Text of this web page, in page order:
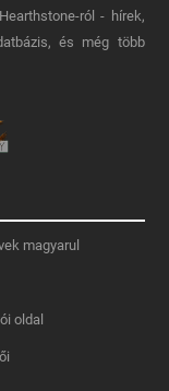
ról - hírek,
és még több
magyarul
oldal